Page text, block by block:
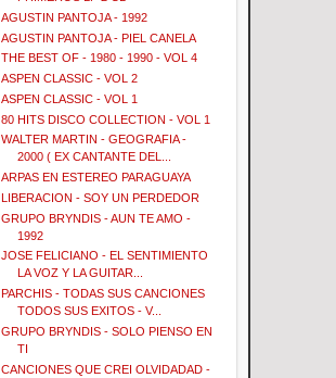
AGUSTIN PANTOJA - 1992
AGUSTIN PANTOJA - PIEL CANELA
THE BEST OF - 1980 - 1990 - VOL 4
ASPEN CLASSIC - VOL 2
ASPEN CLASSIC - VOL 1
80 HITS DISCO COLLECTION - VOL 1
WALTER MARTIN - GEOGRAFIA -
2000 ( EX CANTANTE DEL...
ARPAS EN ESTEREO PARAGUAYA
LIBERACION - SOY UN PERDEDOR
GRUPO BRYNDIS - AUN TE AMO -
1992
JOSE FELICIANO - EL SENTIMIENTO
LA VOZ Y LA GUITAR...
PARCHIS - TODAS SUS CANCIONES
TODOS SUS EXITOS - V...
GRUPO BRYNDIS - SOLO PIENSO EN
TI
CANCIONES QUE CREI OLVIDADAD -